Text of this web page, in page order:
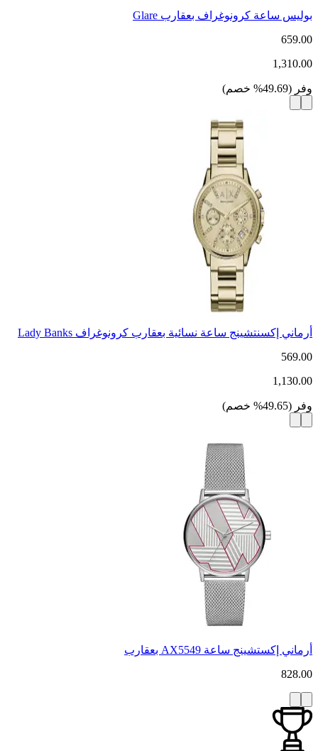
بوليس ساعة كرونوغراف بعقارب Glare
659.00
1,310.00
وفر (
49.69
% خصم)
أرماني إكسنتشينج ساعة نسائية بعقارب كرونوغراف Lady Banks
569.00
1,130.00
وفر (
49.65
% خصم)
أرماني إكستشينج ساعة AX5549 بعقارب
828.00